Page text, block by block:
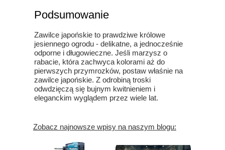
Podsumowanie
Zawilce japońskie to prawdziwe królowe
jesiennego ogrodu - delikatne, a jednocześnie
odporne i długowieczne. Jeśli marzysz o
rabacie, która zachwyca kolorami aż do
pierwszych przymrozków, postaw właśnie na
zawilce japońskie. Z odrobiną troski
odwdzięczą się bujnym kwitnieniem i
eleganckim wyglądem przez wiele lat.
Zobacz najnowsze wpisy na naszym blogu: